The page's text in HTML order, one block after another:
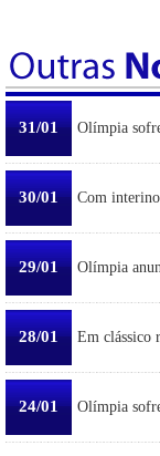
31/01 Olímpia
30/01 Com
29/01 Olímpia
28/01 Em clássico
24/01 Olímpia